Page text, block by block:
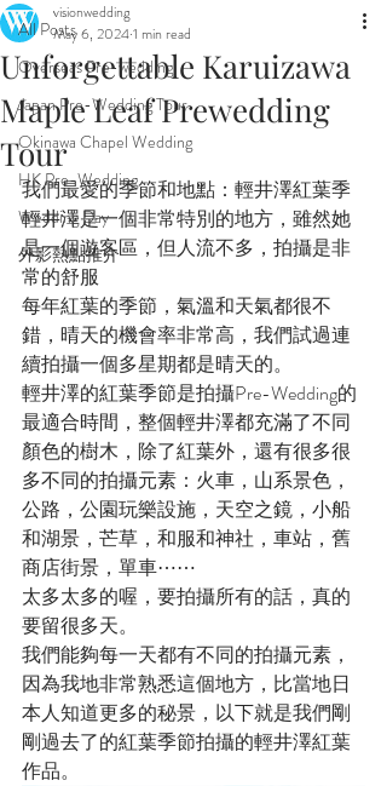
All Posts
Overseas Pre-wedding
Japan Pre-Wedding Tour
Okinawa Chapel Wedding
HK Pre-Wedding
Wedding Day
外影熱點推介
Unforgettable Karuizawa
Maple Leaf Prewedding
Tour
visionwedding
May 6, 20241 min read
我們最愛的季節和地點：輕井澤紅葉季
輕井澤是一個非常特別的地方，雖然她
是一個遊客區，但人流不多，拍攝是非
常的舒服
每年紅葉的季節，氣溫和天氣都很不
錯，晴天的機會率非常高，我們試過連
續拍攝一個多星期都是晴天的。
輕井澤的紅葉季節是拍攝Pre-Wedding的
最適合時間，整個輕井澤都充滿了不同
顏色的樹木，除了紅葉外，還有很多很
多不同的拍攝元素：火車，山系景色，
公路，公園玩樂設施，天空之鏡，小船
和湖景，芒草，和服和神社，車站，舊
商店街景，單車⋯⋯
太多太多的喔，要拍攝所有的話，真的
要留很多天。
我們能夠每一天都有不同的拍攝元素，
因為我地非常熟悉這個地方，比當地日
本人知道更多的秘景，以下就是我們剛
剛過去了的紅葉季節拍攝的輕井澤紅葉
作品。